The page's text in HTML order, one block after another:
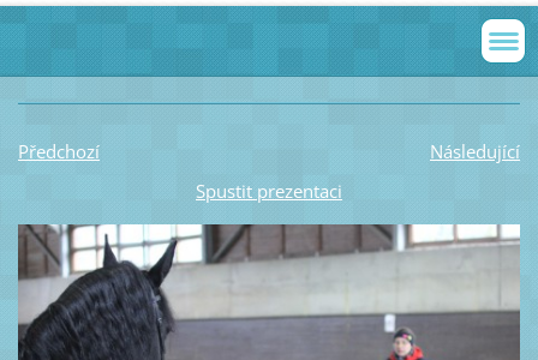
Předchozí
Následující
Spustit prezentaci